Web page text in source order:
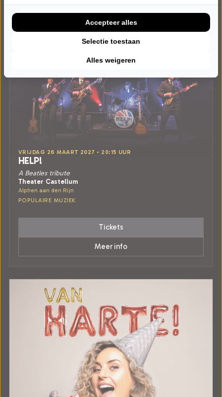
VRIJDAG 26 MAART 2027 • 20:15 UUR
HELP!
A Beatles tribute
Theater Castellum
Alphen aan den Rijn
POPULAIRE MUZIEK
Tickets
Meer info
Alles weigeren
Selectie toestaan
Accepteer alles